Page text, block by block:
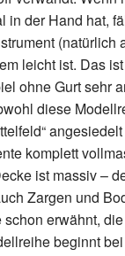
in der Hand hat,
(natürlich
leicht ist. Das
ohne Gurt sehr
diese
komplett
ist massiv –
Zargen und
schon erwähnt,
beginnt